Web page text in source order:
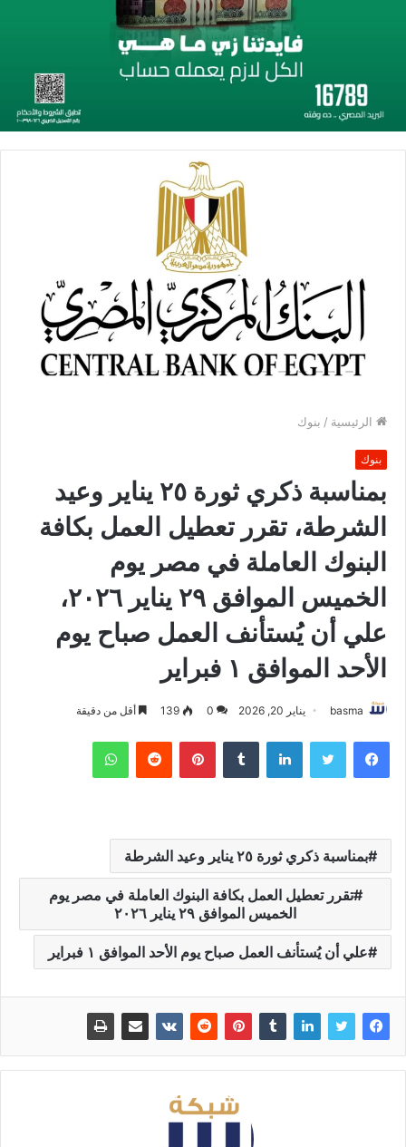
الرئيسية / بنوك
بنوك
بمناسبة ذكري ثورة ٢٥ يناير وعيد
الشرطة، تقرر تعطيل العمل بكافة
البنوك العاملة في مصر يوم
الخميس الموافق ٢٩ يناير ٢٠٢٦،
علي أن يُستأنف العمل صباح يوم
الأحد الموافق ١ فبراير
basma يناير 20, 2026 0
139 أقل من دقيقة
فيسبوك تويتر لينكدإن بينتيريست واتساب
بمناسبة ذكري ثورة ٢٥ يناير وعيد الشرطة
تقرر تعطيل العمل بكافة البنوك العاملة في مصر يوم
الخميس الموافق ٢٩ يناير ٢٠٢٦
علي أن يُستأنف العمل صباح يوم الأحد الموافق ١ فبراير